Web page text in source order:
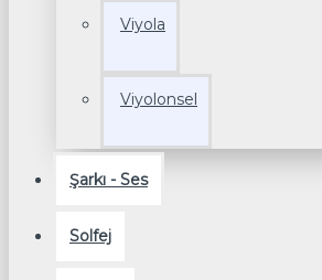
Viyola
Viyolonsel
Şarkı - Ses
Solfej